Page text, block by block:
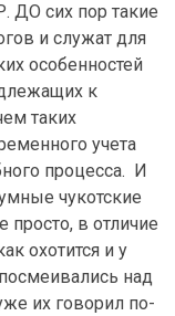
ДО сих пор такие
и служат для
особенностей
к
таких
учета
процесса. И
чукотские
просто, в отличие
охотится и у
над
их говорил по-